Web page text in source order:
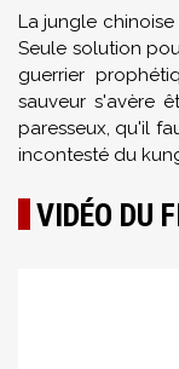
La jungle
Seule solution
guerrier
sauveur s'avère
paresseux, qu'il
incontesté du
VIDÉO DU